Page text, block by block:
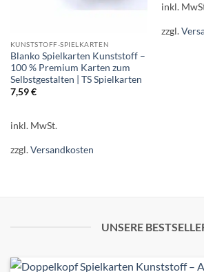
KUNSTSTOFF-SPIELKARTEN
Blanko Spielkarten Kunststoff –
100 % Premium Karten zum
Selbstgestalten | TS Spielkarten
7,59€
inkl. MwSt.
zzgl.Versandkosten
inkl.
zzgl.
UNSERE